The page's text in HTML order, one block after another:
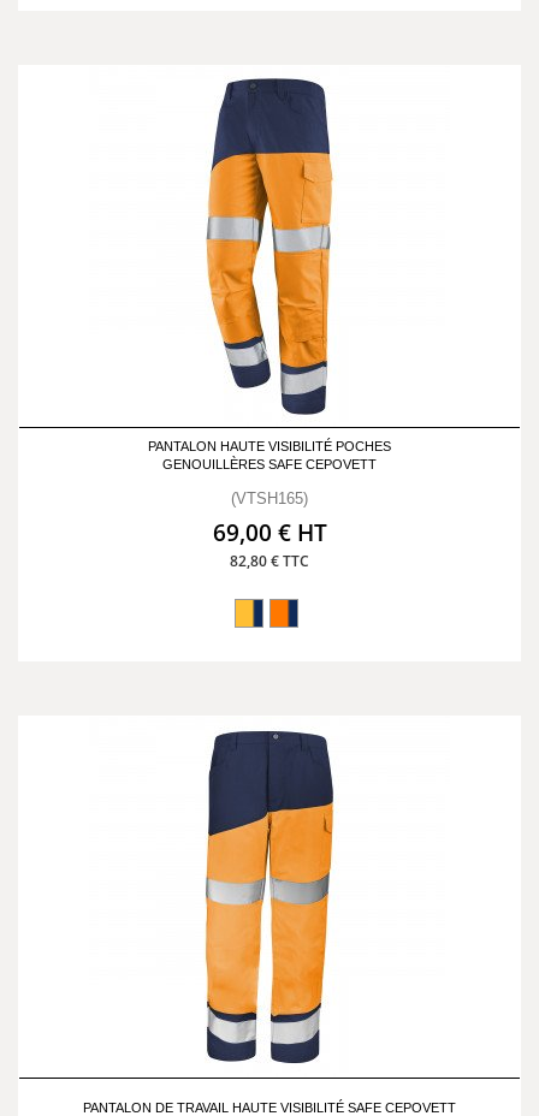
PANTALON HAUTE VISIBILITÉ POCHES
GENOUILLÈRES SAFE CEPOVETT
(VTSH165)
69,00 € HT
82,80 € TTC
PANTALON DE TRAVAIL HAUTE VISIBILITÉ SAFE CEPOVETT